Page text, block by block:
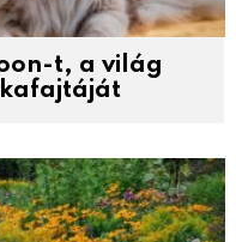
t, a világ